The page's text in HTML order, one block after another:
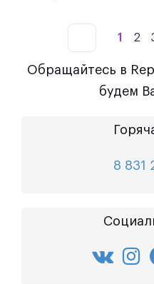
1 2
Обращайтесь в
будем
8 831